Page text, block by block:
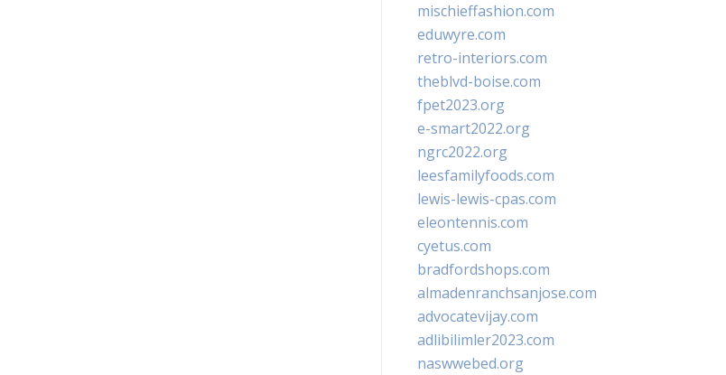
mischieffashion.com
eduwyre.com
retro-interiors.com
theblvd-boise.com
fpet2023.org
e-smart2022.org
ngrc2022.org
leesfamilyfoods.com
lewis-lewis-cpas.com
eleontennis.com
cyetus.com
bradfordshops.com
almadenranchsanjose.com
advocatevijay.com
adlibilimler2023.com
naswwebed.org